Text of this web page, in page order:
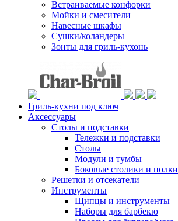
Встраиваемые конфорки
Мойки и смесители
Навесные шкафы
Сушки/коландеры
Зонты для гриль-кухонь
Гриль-кухни под ключ
Аксессуары
Столы и подставки
Тележки и подставки
Столы
Модули и тумбы
Боковые столики и полки
Решетки и отсекатели
Инструменты
Щипцы и инструменты
Наборы для барбекю